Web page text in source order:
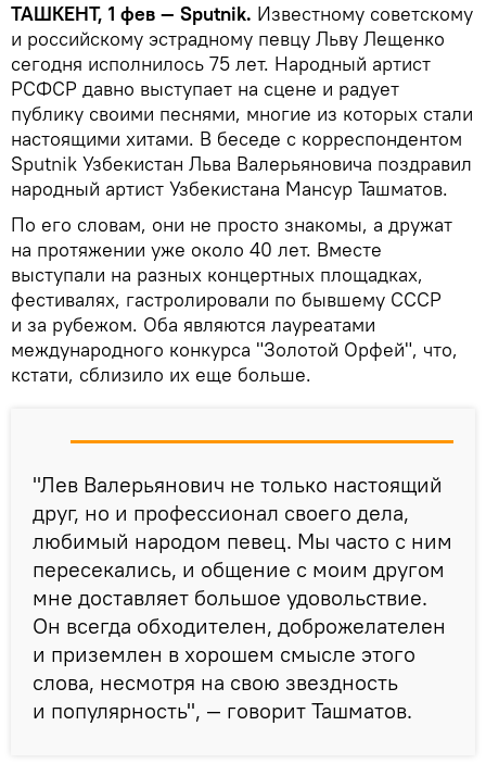
ТАШКЕНТ, 1 фев — Sputnik. Известному советскому
и российскому эстрадному певцу Льву Лещенко
сегодня исполнилось 75 лет. Народный артист
РСФСР давно выступает на сцене и радует
публику своими песнями, многие из которых стали
настоящими хитами. В беседе с корреспондентом
Sputnik Узбекистан Льва Валерьяновича поздравил
народный артист Узбекистана Мансур Ташматов.
По его словам, они не просто знакомы, а дружат
на протяжении уже около 40 лет. Вместе
выступали на разных концертных площадках,
фестивалях, гастролировали по бывшему СССР
и за рубежом. Оба являются лауреатами
международного конкурса "Золотой Орфей", что,
кстати, сблизило их еще больше.
"Лев Валерьянович не только настоящий
друг, но и профессионал своего дела,
любимый народом певец. Мы часто с ним
пересекались, и общение с моим другом
мне доставляет большое удовольствие.
Он всегда обходителен, доброжелателен
и приземлен в хорошем смысле этого
слова, несмотря на свою звездность
и популярность", — говорит Ташматов.